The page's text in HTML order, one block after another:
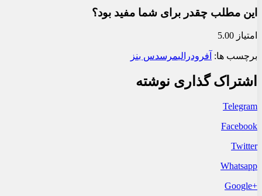
این مطلب چقدر برای شما مفید بود؟
امتیاز 5.00
برچسب ها: آفرودرالیمرسدس بنز
اشتراک گذاری نوشته
Telegram
Facebook
Twitter
Whatsapp
+Google